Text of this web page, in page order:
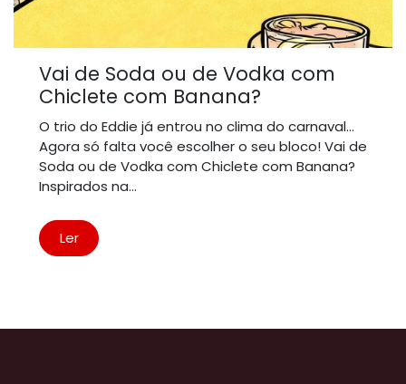
Vai de Soda ou de Vodka com
Chiclete com Banana?
O trio do Eddie já entrou no clima do carnaval…
Agora só falta você escolher o seu bloco! Vai de
Soda ou de Vodka com Chiclete com Banana?
Inspirados na...
Ler